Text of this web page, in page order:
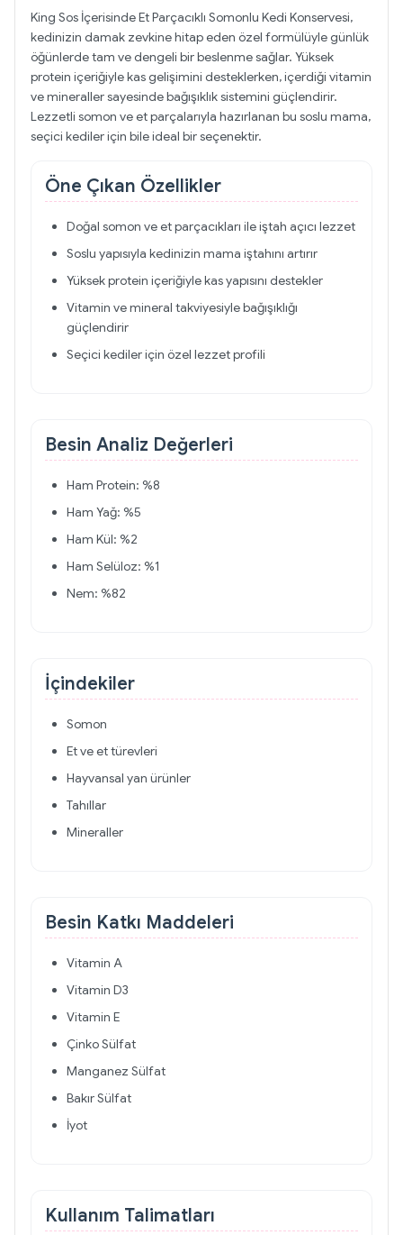
King Sos İçerisinde Et Parçacıklı Somonlu Kedi Konservesi,
kedinizin damak zevkine hitap eden özel formülüyle günlük
öğünlerde tam ve dengeli bir beslenme sağlar. Yüksek
protein içeriğiyle kas gelişimini desteklerken, içerdiği vitamin
ve mineraller sayesinde bağışıklık sistemini güçlendirir.
Lezzetli somon ve et parçalarıyla hazırlanan bu soslu mama,
seçici kediler için bile ideal bir seçenektir.
Öne Çıkan Özellikler
Doğal somon ve et parçacıkları ile iştah açıcı lezzet
Soslu yapısıyla kedinizin mama iştahını artırır
Yüksek protein içeriğiyle kas yapısını destekler
Vitamin ve mineral takviyesiyle bağışıklığı
güçlendirir
Seçici kediler için özel lezzet profili
Besin Analiz Değerleri
Ham Protein: %8
Ham Yağ: %5
Ham Kül: %2
Ham Selüloz: %1
Nem: %82
İçindekiler
Somon
Et ve et türevleri
Hayvansal yan ürünler
Tahıllar
Mineraller
Besin Katkı Maddeleri
Vitamin A
Vitamin D3
Vitamin E
Çinko Sülfat
Manganez Sülfat
Bakır Sülfat
İyot
Kullanım Talimatları